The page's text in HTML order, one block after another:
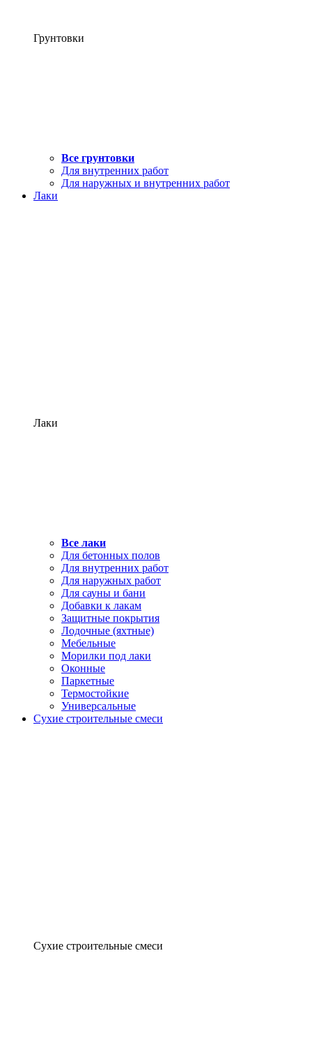
Грунтовки
Все грунтовки
Для внутренних работ
Для наружных и внутренних работ
Лаки
Лаки
Все лаки
Для бетонных полов
Для внутренних работ
Для наружных работ
Для сауны и бани
Добавки к лакам
Защитные покрытия
Лодочные (яхтные)
Мебельные
Морилки под лаки
Оконные
Паркетные
Термостойкие
Универсальные
Сухие строительные смеси
Сухие строительные смеси